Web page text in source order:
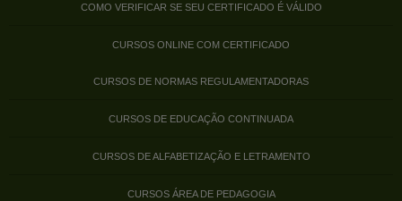
COMO VERIFICAR SE SEU CERTIFICADO É VÁLIDO
CURSOS ONLINE COM CERTIFICADO
CURSOS DE NORMAS REGULAMENTADORAS
CURSOS DE EDUCAÇÃO CONTINUADA
CURSOS DE ALFABETIZAÇÃO E LETRAMENTO
CURSOS ÁREA DE PEDAGOGIA